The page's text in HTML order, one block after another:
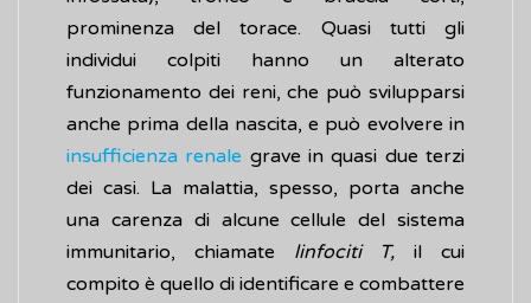
prominenza del torace. Quasi tutti gli
individui colpiti hanno un alterato
funzionamento dei reni, che può svilupparsi
anche prima della nascita, e può evolvere in
insufficienza renale grave in quasi due terzi
dei casi. La malattia, spesso, porta anche
una carenza di alcune cellule del sistema
immunitario, chiamate linfociti T, il cui
compito è quello di identificare e combattere